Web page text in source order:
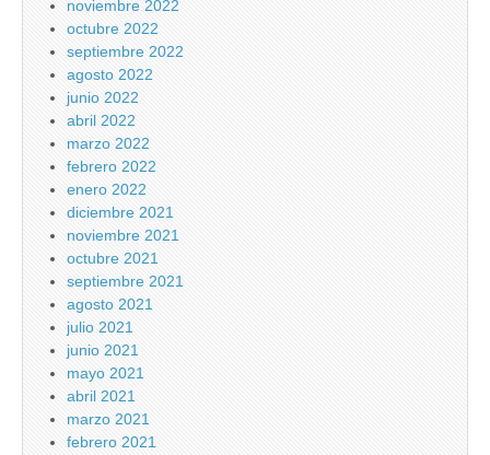
noviembre 2022
octubre 2022
septiembre 2022
agosto 2022
junio 2022
abril 2022
marzo 2022
febrero 2022
enero 2022
diciembre 2021
noviembre 2021
octubre 2021
septiembre 2021
agosto 2021
julio 2021
junio 2021
mayo 2021
abril 2021
marzo 2021
febrero 2021